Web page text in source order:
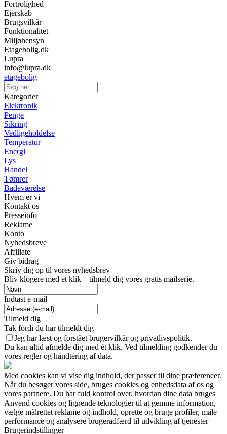
Fortrolighed
Ejerskab
Brugsvilkår
Funktionalitet
Miljøhensyn
Etagebolig.dk
Lupra
info@lupra.dk
etagebolig
Kategorier
Elektronik
Penge
Sikring
Vedligeholdelse
Temperatur
Energi
Lys
Handel
Tømrer
Badeværelse
Hvem er vi
Kontakt os
Presseinfo
Reklame
Konto
Nyhedsbreve
Affiliate
Giv bidrag
Skriv dig op til vores nyhedsbrev
Bliv klogere med et klik – tilmeld dig vores gratis mailserie.
Indtast e-mail
Tilmeld dig
Tak fordi du har tilmeldt dig
Jeg har læst og forstået brugervilkår og privatlivspolitik.
Du kan altid afmelde dig med ét klik. Ved tilmelding godkender du
vores regler og håndtering af data.
Med cookies kan vi vise dig indhold, der passer til dine præferencer.
Når du besøger vores side, bruges cookies og enhedsdata af os og
vores partnere. Du har fuld kontrol over, hvordan dine data bruges
Anvend cookies og lignende teknologier til at gemme information,
vælge målrettet reklame og indhold, oprette og bruge profiler, måle
performance og analysere brugeradfærd til udvikling af tjenester
Brugerindstillinger